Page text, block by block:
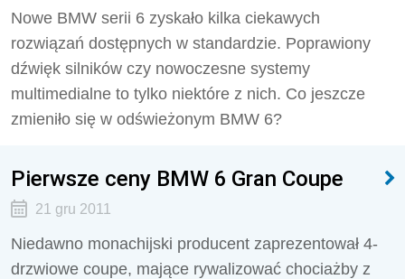
Nowe BMW serii 6 zyskało kilka ciekawych
rozwiązań dostępnych w standardzie. Poprawiony
dźwięk silników czy nowoczesne systemy
multimedialne to tylko niektóre z nich. Co jeszcze
zmieniło się w odświeżonym BMW 6?
Pierwsze ceny BMW 6 Gran Coupe
21 gru 2011
Niedawno monachijski producent zaprezentował 4-
drzwiowe coupe, mające rywalizować chociażby z